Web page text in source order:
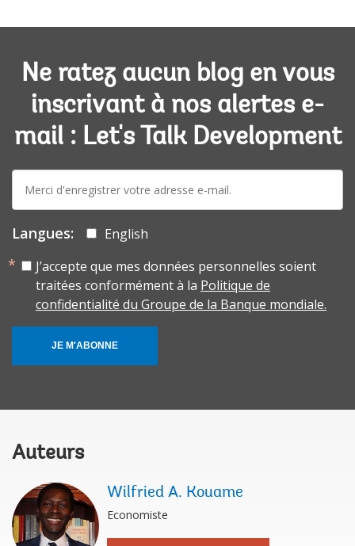
Ne ratez aucun blog en vous
inscrivant à nos alertes e-
mail : Let's Talk Development
mail:
Langues:
English
J’accepte que mes données personnelles soient
traitées conformément à la Politique de
confidentialité du Groupe de la Banque mondiale.
JE M'ABONNE
Auteurs
Wilfried A. Kouame
Economiste